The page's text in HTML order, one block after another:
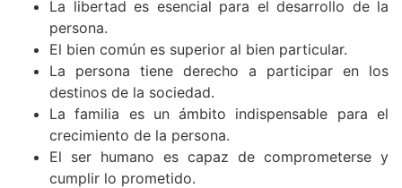
La libertad es esencial para el desarrollo de la
persona.
El bien común es superior al bien particular.
La persona tiene derecho a participar en los
destinos de la sociedad.
La familia es un ámbito indispensable para el
crecimiento de la persona.
El ser humano es capaz de comprometerse y
cumplir lo prometido.